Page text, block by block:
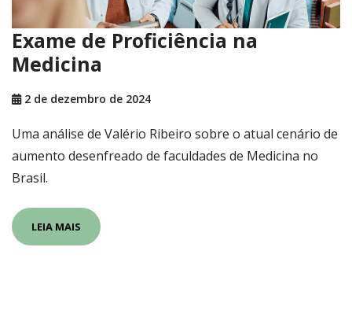
Exame de Proficiência na
Medicina
2 de dezembro de 2024
Uma análise de Valério Ribeiro sobre o atual cenário de
aumento desenfreado de faculdades de Medicina no
Brasil.
LEIA MAIS